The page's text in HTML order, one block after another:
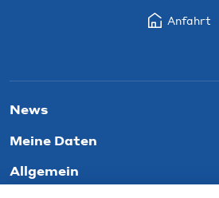
Anfahrt
News
Meine Daten
Allgemein